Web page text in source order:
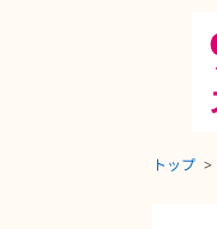
トップ